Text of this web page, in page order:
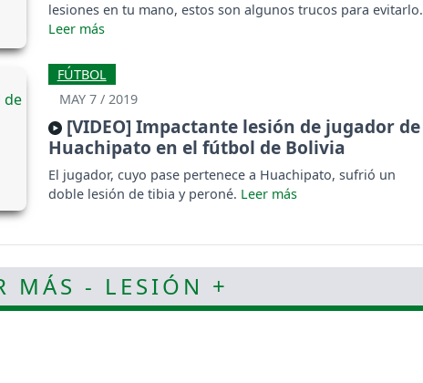
lesiones en tu mano, estos son algunos trucos para evitarlo.
FÚTBOL
MAY 7 / 2019
[VIDEO] Impactante lesión de jugador de
Huachipato en el fútbol de Bolivia
El jugador, cuyo pase pertenece a Huachipato, sufrió un
doble lesión de tibia y peroné.
MÁS - LESIÓN +